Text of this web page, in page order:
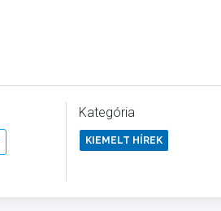
Kategória
KIEMELT HÍREK